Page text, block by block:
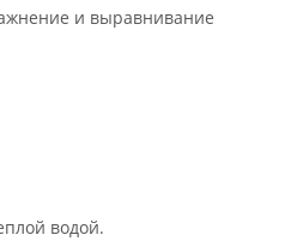
и выравнивание
водой.